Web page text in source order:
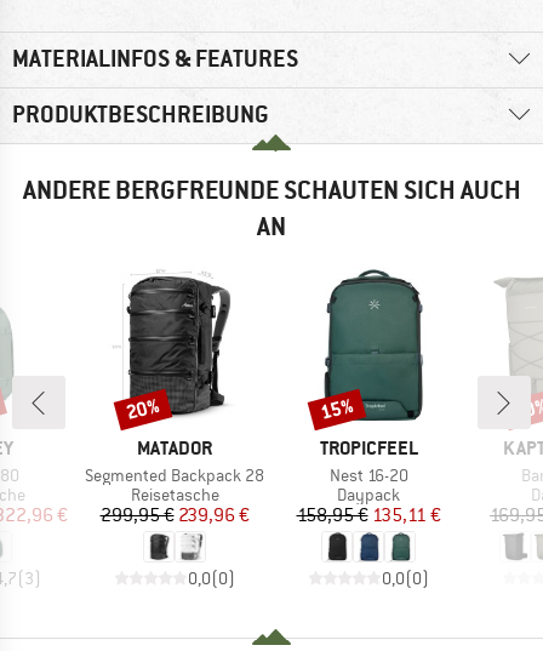
MATERIALINFOS & FEATURES
PRODUKTBESCHREIBUNG
ANDERE BERGFREUNDE SCHAUTEN SICH AUCH
AN
Preis
€
(3)
MARKE
MATADOR
Artikel
Segmented Backpack 28
Produktgruppe
Reisetasche
Preis
299,95 €reduzierter Preis
239,96 €
0,0(0)
Rabatt
20%
MARKE
TROPICFEEL
Artikel
Nest 16-20
Produktgruppe
Daypack
Preis
158,95 €reduzierter Preis
135,11 €
0,0(0)
Rabatt
15%